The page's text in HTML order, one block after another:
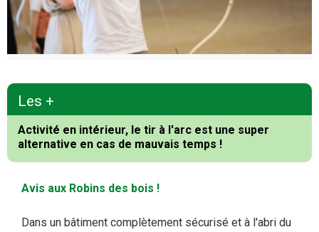
Les +
Activité en intérieur, le tir à l'arc est une super
alternative en cas de mauvais temps !
Avis aux Robins des bois !
Dans un bâtiment complètement sécurisé et à l'abri du